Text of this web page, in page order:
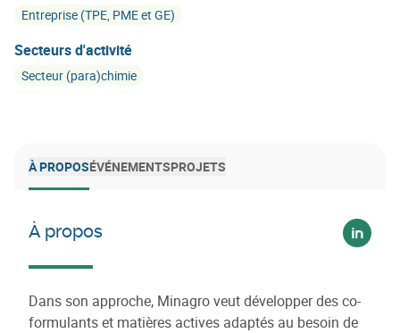
Entreprise (TPE, PME et GE)
Secteurs d'activité
Secteur (para)chimie
À PROPOSÉVÉNEMENTSPROJETS
À propos
Voir
Dans son approche, Minagro veut développer des co-
formulants et matières actives adaptés au besoin de